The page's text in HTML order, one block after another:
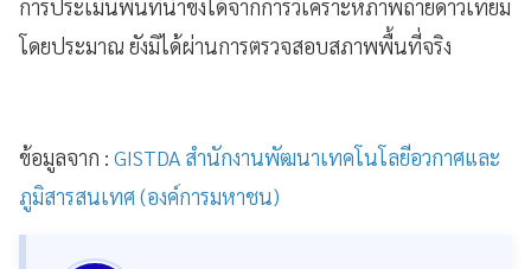
การประเมินพื้นที่น้ำขังได้จากการวิเคราะห์ภาพถ่ายดาวเทียม
โดยประมาณ ยังมิได้ผ่านการตรวจสอบสภาพพื้นที่จริง
ข้อมูลจาก : GISTDA สำนักงานพัฒนาเทคโนโลยีอวกาศและ
ภูมิสารสนเทศ (องค์การมหาชน)